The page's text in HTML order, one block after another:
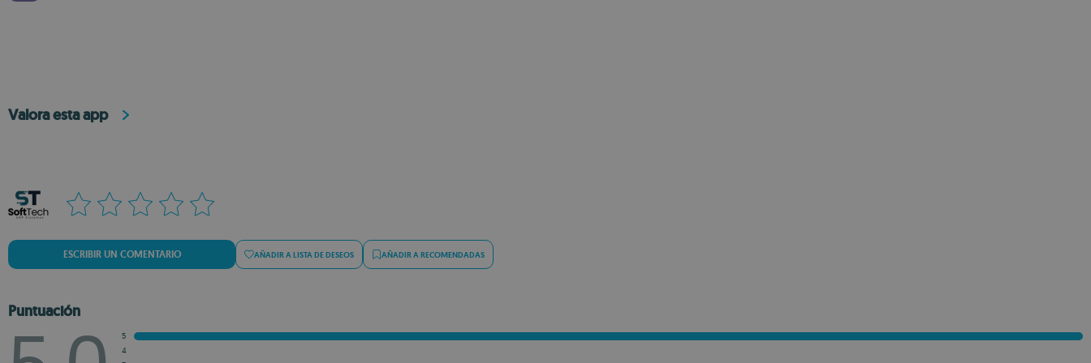
Valora esta app
ESCRIBIR UN COMENTARIO AÑADIR A LISTA DE DESEOS AÑADIR A RECOMENDADAS
Puntuación
5
4